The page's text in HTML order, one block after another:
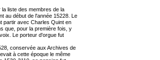
liste des membres de la
au début de l'année 15228. Le
partir avec Charles Quint en
que, pour la première fois, y
Le porteur d'orgue fut
conservée aux Archives de
à cette époque le même